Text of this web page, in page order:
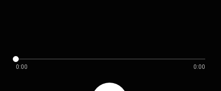
0:00 0:00